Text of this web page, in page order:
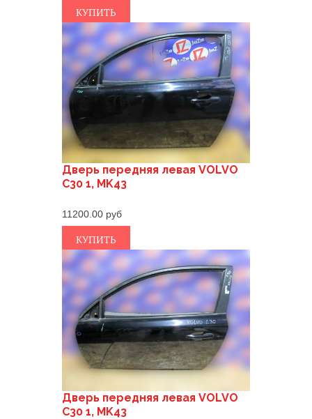
КУПИТЬ
Дверь передняя левая VOLVO
C30 1, MK43
11200.00
КУПИТЬ
Дверь передняя левая VOLVO
C30 1, MK43